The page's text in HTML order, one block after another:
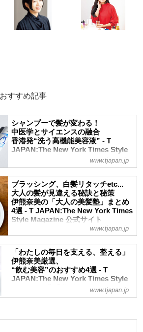
すすめ記事
シャンプーで髪が変わる！
中医学とサイエンスの融合
香港発“洗う高機能美容液” - T
JAPAN:The New York Times Style
ウドウ）』が開発するヘアケア「OMG＋
（オーエムジー・プラス）」。かつてない
手触りを体感できるというシャンプー＆ト
リートメントはどのように生まれたのか？
毛髪診断士で美容ジャーナリストの伊熊奈
美が、クリエイティブ・ディレクターのマ
www.tjapan.jp
ブラッシング、白髪リタッチetc...
大人の髪が見違える秘訣と秘策
伊熊奈美の「大人の美髪塾」まとめ
4選 - T JAPAN:The New York Times
Style Magazine 公式サイト
薄毛や白髪、うねりにパサつきと悩みが尽
きない大人の髪。今の髪を少しでも美しく
見せながら、未来の髪も育てていく。今す
ぐ始めたい、大人のヘアケアを、『しみ
る、かゆいは危険信号！ いい白髪ケア、
やばい白髪ケア』の著者、美容ジャーナリ
スト・毛髪診断士の伊熊奈美がレクチャ
www.tjapan.jp
「わたしの毎日を支える、整える」
伊熊奈美厳選、
“飲む美容”のおすすめ4選 - T
JAPAN:The New York Times Style
をチャージできるものまで。美容ジャーナ
www.tjapan.jp